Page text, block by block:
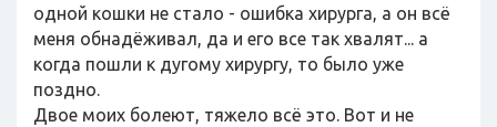
одной кошки не стало - ошибка хирурга, а он всё
меня обнадёживал, да и его все так хвалят... а
когда пошли к дугому хирургу, то было уже
поздно.
Двое моих болеют, тяжело всё это. Вот и не